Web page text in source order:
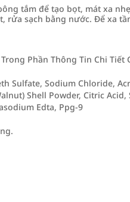
tắm để tạo bọt, mát xa
rửa sạch bằng nước. Để xa
Phần Thông Tin Chi Tiết
Sulfate, Sodium Chloride,
Shell Powder, Citric
Edta, Ppg-9